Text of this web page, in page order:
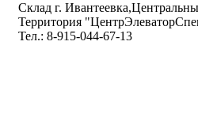
Склад г.
Территория
Тел.: 8-915-044-67-13